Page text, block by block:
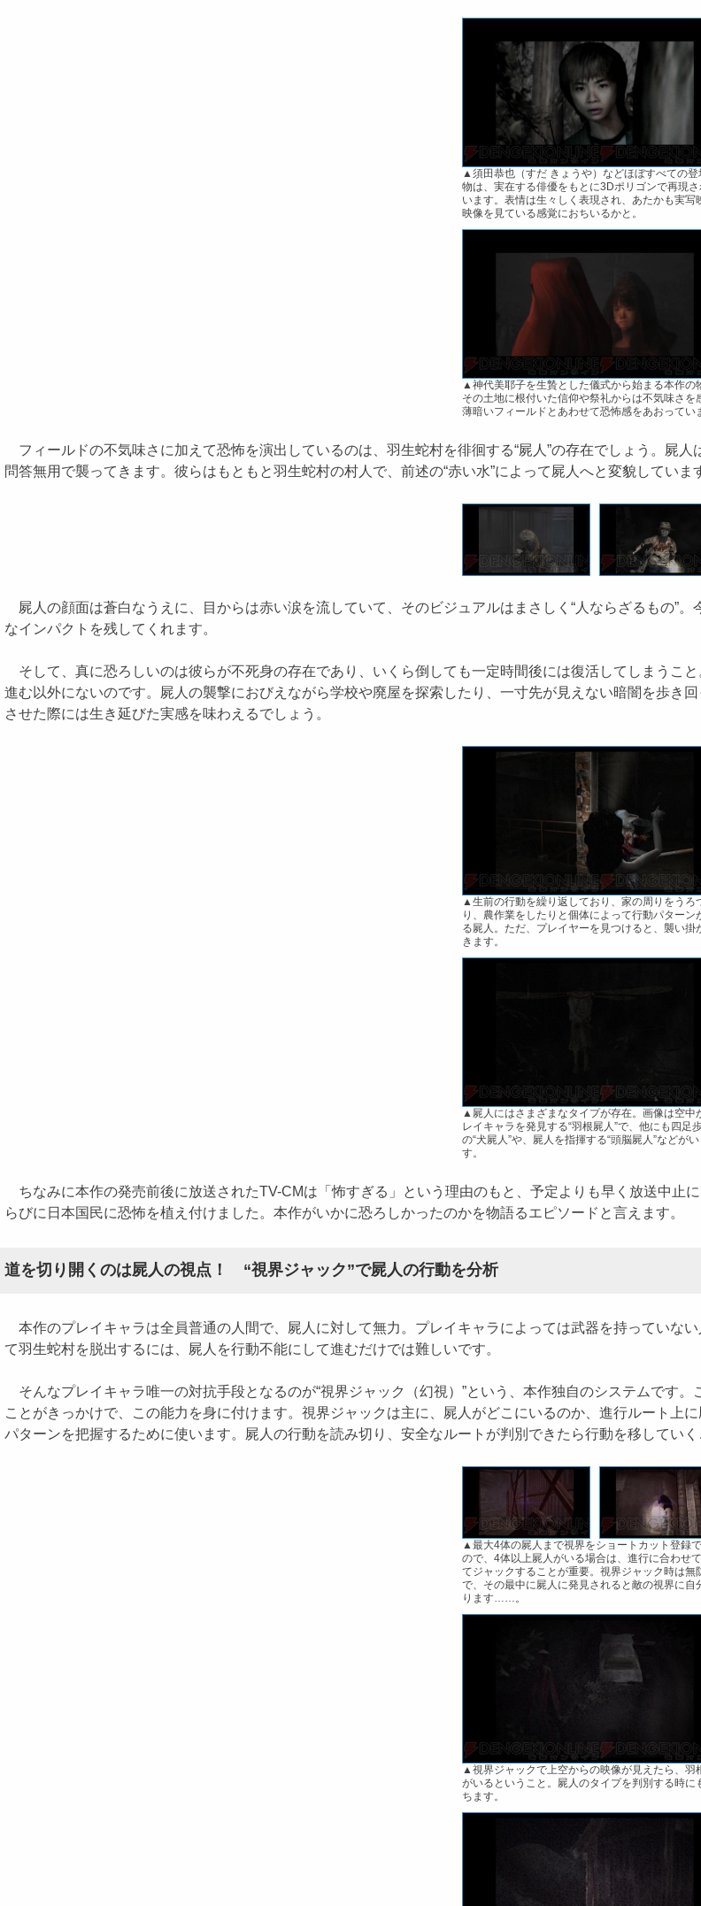
▲須田恭也（すだ きょうや）などほぼすべての登
物は、実在する俳優をもとに3Dポリゴンで再現さ
います。表情は生々しく表現され、あたかも実写
映像を見ている感覚におちいるかと。
▲神代美耶子を生贄とした儀式から始まる本作の
その土地に根付いた信仰や祭礼からは不気味さを
薄暗いフィールドとあわせて恐怖感をあおってい
フィールドの不気味さに加えて恐怖を演出しているのは、羽生蛇村を徘徊する“屍人”の存在でしょう。屍
問答無用で襲ってきます。彼らはもともと羽生蛇村の村人で、前述の“赤い水”によって屍人へと変貌していま
屍人の顔面は蒼白なうえに、目からは赤い涙を流していて、そのビジュアルはまさしく“人ならざるもの”
なインパクトを残してくれます。
そして、真に恐ろしいのは彼らが不死身の存在であり、いくら倒しても一定時間後には復活してしまうこ
進む以外にないのです。屍人の襲撃におびえながら学校や廃屋を探索したり、一寸先が見えない暗闇を歩き
させた際には生き延びた実感を味わえるでしょう。
▲生前の行動を繰り返しており、家の周りをうろ
り、農作業をしたりと個体によって行動パターン
る屍人。ただ、プレイヤーを見つけると、襲い掛
きます。
▲屍人にはさまざまなタイプが存在。画像は空中
レイキャラを発見する“羽根屍人”で、他にも四足
の“犬屍人”や、屍人を指揮する“頭脳屍人”などがい
す。
ちなみに本作の発売前後に放送されたTV-CMは「怖すぎる」という理由のもと、予定よりも早く放送中止
らびに日本国民に恐怖を植え付けました。本作がいかに恐ろしかったのかを物語るエピソードと言えます。
道を切り開くのは屍人の視点！ “視界ジャック”で屍人の行動を分析
本作のプレイキャラは全員普通の人間で、屍人に対して無力。プレイキャラによっては武器を持っていな
て羽生蛇村を脱出するには、屍人を行動不能にして進むだけでは難しいです。
そんなプレイキャラ唯一の対抗手段となるのが“視界ジャック（幻視）”という、本作独自のシステムです
ことがきっかけで、この能力を身に付けます。視界ジャックは主に、屍人がどこにいるのか、進行ルート上
パターンを把握するために使います。屍人の行動を読み切り、安全なルートが判別できたら行動を移していく
▲最大4体の屍人まで視界をショートカット登録
ので、4体以上屍人がいる場合は、進行に合わせ
てジャックすることが重要。視界ジャック時は無
で、その最中に屍人に発見されると敵の視界に自
ります……。
▲視界ジャックで上空からの映像が見えたら、羽
がいるということ。屍人のタイプを判別する時に
ちます。